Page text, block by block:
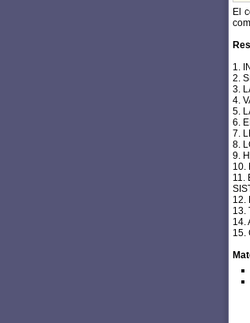
El
1.
2.
3.
4.
5.
6.
7.
8.
9.
10.
11.
12.
13.
14.
15.